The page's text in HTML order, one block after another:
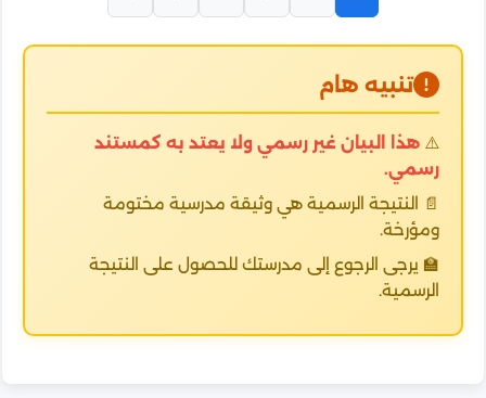
تنبيه هام
⚠️هذا البيان غير رسمي ولا يعتد به كمستند
رسمي.
📄 النتيجة الرسمية هي وثيقة مدرسية مختومة
ومؤرخة.
🏫 يرجى الرجوع إلى مدرستك للحصول على النتيجة
الرسمية.